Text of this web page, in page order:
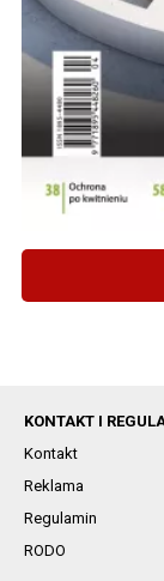
KONTAKT I
Kontakt
Reklama
Regulamin
RODO